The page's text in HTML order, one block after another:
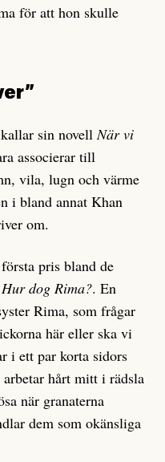
för att hon skulle
sin novellNär vi
associerar till
vila, lugn och värme
i bland annat Khan
om.
pris bland de
Hur dog Rima?. En
Rima, som frågar
här eller ska vi
i ett par korta sidors
hårt mitt i rädsla
när granaterna
dem som okänsliga